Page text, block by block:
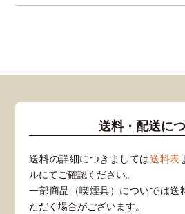
送料・配送に
送料の詳細につきましては送料表
ルにてご確認ください。
一部商品（喫煙具）についでは送
ただく場合がございます。